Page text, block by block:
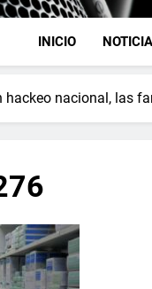
INICIO
hackeo nacional, las